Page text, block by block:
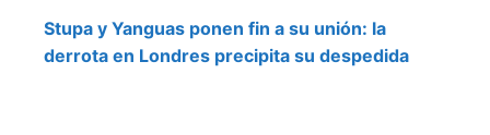
Stupa y Yanguas ponen fin a su unión: la
derrota en Londres precipita su despedida